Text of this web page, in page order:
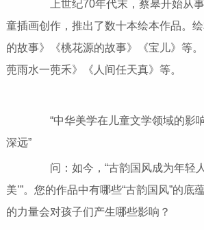
上世纪70年代末，蔡皋开始从事
童插画创作，推出了数十本绘本作品。
的故事》《桃花源的故事》《宝儿》等
蔸雨水一蔸禾》《人间任天真》等。
“中华美学在儿童文学领域的影
深远”
问：如今，“古韵国风成为年轻人
美’”。您的作品中有哪些“古韵国风”的底
的力量会对孩子们产生哪些影响？